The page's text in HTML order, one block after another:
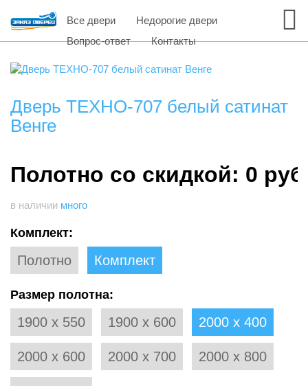
Все двери
Недорогие двери
Вопрос-ответ
Контакты
Дверь ТЕХНО-707 белый сатинат
Венге
Полотно со скидкой: 0 руб
в наличии много
Комплект:
Полотно Комплект
Размер полотна:
1900 х 550 1900 х 600 2000 х 400
2000 х 600 2000 х 700 2000 х 800